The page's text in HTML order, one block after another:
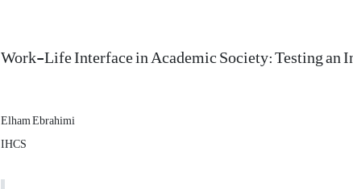
Work-Life Interface in Academic Society: Testing an
Elham Ebrahimi
IHCS